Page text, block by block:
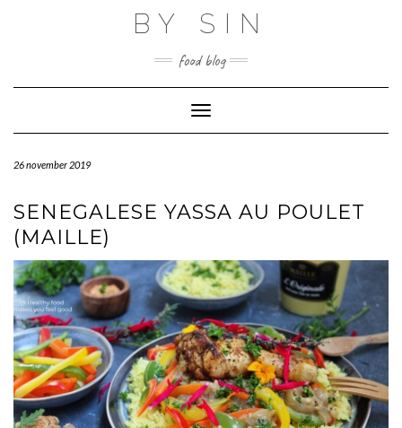
BY SIN
food blog
Toggle Navigation
26 november 2019
SENEGALESE YASSA AU POULET
(MAILLE)